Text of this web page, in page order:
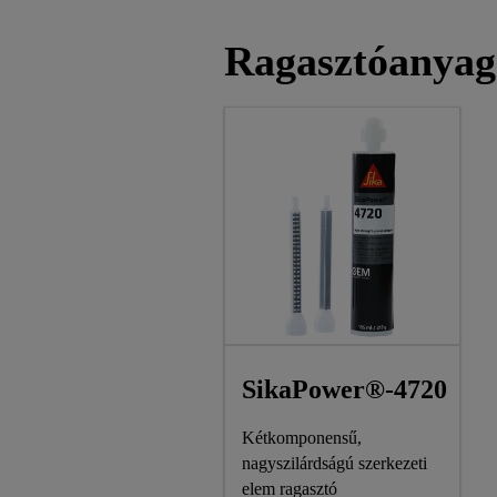
SikaPower®-4720
Kétkomponensű,
nagyszilárdságú szerkezeti
elem ragasztó